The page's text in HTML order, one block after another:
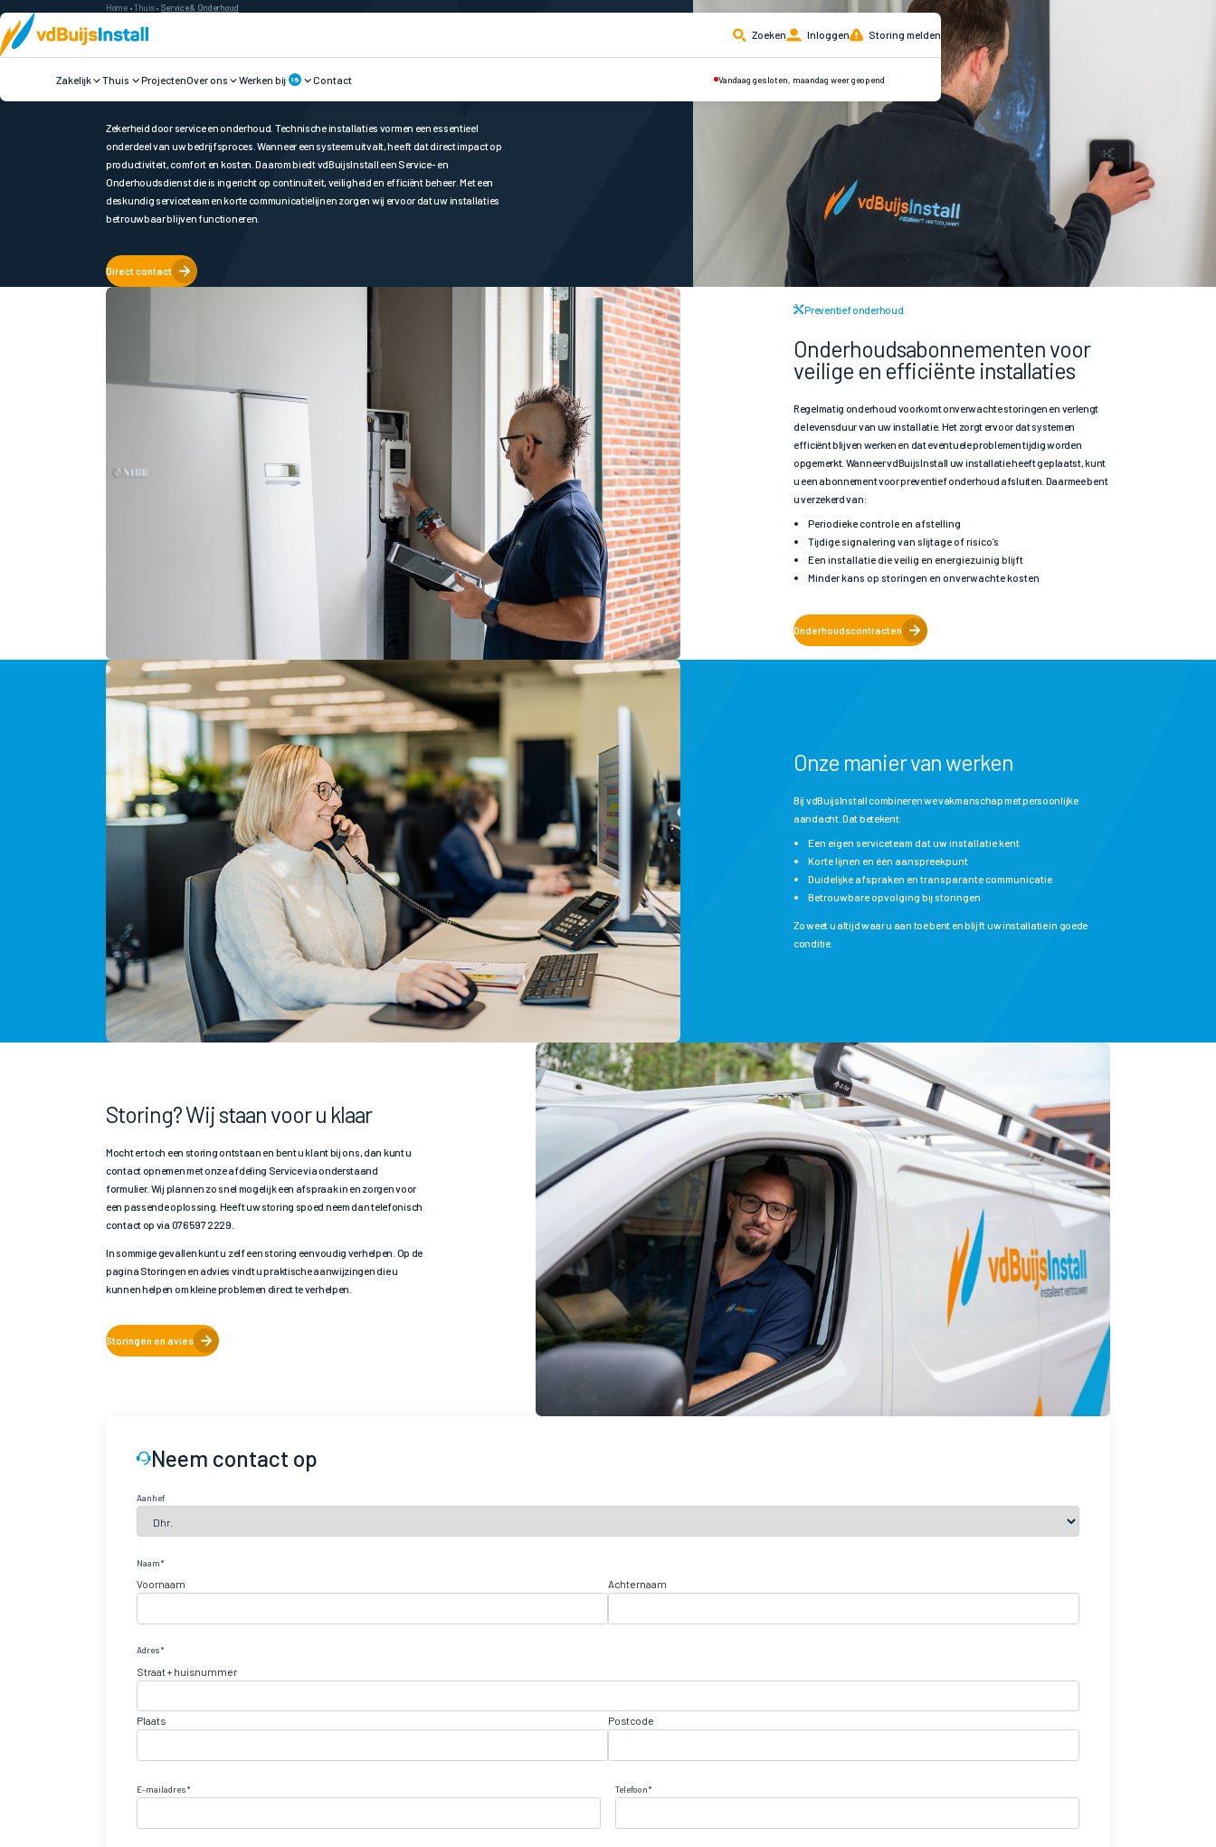
Zoeken Inloggen Storing melden
Zakelijk Thuis ProjectenOver ons Werken bij 16 Contact Vandaag gesloten, maandag weer geopend
Home •Thuis • Service& Onderhoud
Thuis
Service&Onderhoud
Zekerheid door service en onderhoud. Technische installaties vormen een essentieel
onderdeel van uw bedrijfsproces. Wanneer een systeem uitvalt, heeft dat direct impact op
productiviteit, comfort en kosten. Daarom biedt vdBuijsInstall een Service- en
Onderhoudsdienst die is ingericht op continuïteit, veiligheid en efficiënt beheer. Met een
deskundig serviceteam en korte communicatielijnen zorgen wij ervoor dat uw installaties
betrouwbaar blijven functioneren.
Direct contact
Preventief onderhoud
Onderhoudsabonnementen voor
veilige en efficiënte installaties
Regelmatig onderhoud voorkomt onverwachte storingen en verlengt
de levensduur van uw installatie. Het zorgt ervoor dat systemen
efficiënt blijven werken en dat eventuele problemen tijdig worden
opgemerkt. Wanneer vdBuijsInstall uw installatie heeft geplaatst, kunt
u een abonnement voor preventief onderhoud afsluiten. Daarmee bent
u verzekerd van:
Periodieke controle en afstelling
Tijdige signalering van slijtage of risico’s
Een installatie die veilig en energiezuinig blijft
Minder kans op storingen en onverwachte kosten
Onderhoudscontracten
Onze manier van werken
Bij vdBuijsInstall combineren we vakmanschap met persoonlijke
aandacht. Dat betekent:
Een eigen serviceteam dat uw installatie kent
Korte lijnen en één aanspreekpunt
Duidelijke afspraken en transparante communicatie
Betrouwbare opvolging bij storingen
Zo weet u altijd waar u aan toe bent en blijft uw installatie in goede
conditie.
Storing? Wij staan voor u klaar
Mocht er toch een storing ontstaan en bent u klant bij ons, dan kunt u
contact opnemen met onze afdeling Service via onderstaand
formulier. Wij plannen zo snel mogelijk een afspraak in en zorgen voor
een passende oplossing. Heeft uw storing spoed neem dan telefonisch
contact op via 076 597 2229.
In sommige gevallen kunt u zelf een storing eenvoudig verhelpen. Op de
pagina Storingen en advies vindt u praktische aanwijzingen die u
kunnen helpen om kleine problemen direct te verhelpen.
Storingen en avies
Neem contact op
Aanhef
Naam
Voornaam Achternaam
Adres
Straat + huisnummer
Plaats Postcode
E-mailadres Telefoon